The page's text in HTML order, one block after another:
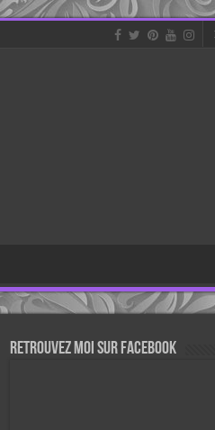
Retrouvez moi sur Facebook